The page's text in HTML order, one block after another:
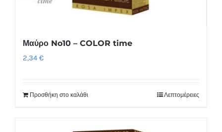
Μαύρο No10 – COLOR time
2,34 €
Προσθήκη στο καλάθι Λεπτομέρειες